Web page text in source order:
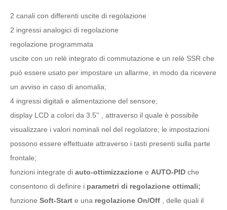
2 canali con differenti uscite di regolazione
2 ingressi analogici di regolazione
regolazione programmata
uscite con un relè integrato di commutazione e un relè SSR che
può essere usato per impostare un allarme, in modo da ricevere
un avviso in caso di anomalia;
4 ingressi digitali e alimentazione del sensore;
display LCD a colori da 3.5'' , attraverso il quale è possibile
visualizzare i valori nominali nel del regolatore; le impostazioni
possono essere effettuate attraverso i tasti presenti sulla parte
frontale;
funzioni integrate di auto-ottimizzazione e AUTO-PID che
consentono di definire i parametri di regolazione ottimali;
funzione Soft-Start e una regolazione On/Off , delle quali il